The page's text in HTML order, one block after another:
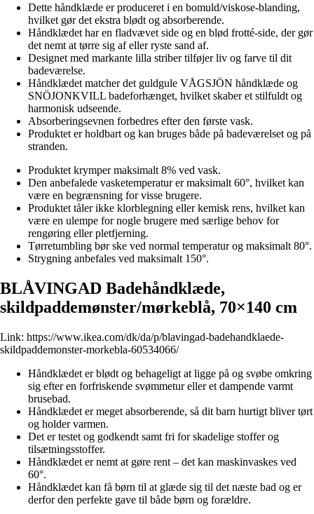
Dette håndklæde er produceret i en bomuld/viskose-blanding,
hvilket gør det ekstra blødt og absorberende.
Håndklædet har en fladvævet side og en blød frotté-side, der gør
det nemt at tørre sig af eller ryste sand af.
Designet med markante lilla striber tilføjer liv og farve til dit
badeværelse.
Håndklædet matcher det guldgule VÅGSJÖN håndklæde og
SNÖJONKVILL badeforhænget, hvilket skaber et stilfuldt og
harmonisk udseende.
Absorberingsevnen forbedres efter den første vask.
Produktet er holdbart og kan bruges både på badeværelset og på
stranden.
Produktet krymper maksimalt 8% ved vask.
Den anbefalede vasketemperatur er maksimalt 60°, hvilket kan
være en begrænsning for visse brugere.
Produktet tåler ikke klorblegning eller kemisk rens, hvilket kan
være en ulempe for nogle brugere med særlige behov for
rengøring eller pletfjerning.
Tørretumbling bør ske ved normal temperatur og maksimalt 80°.
Strygning anbefales ved maksimalt 150°.
BLÅVINGAD Badehåndklæde,
skildpaddemønster/mørkeblå, 70×140 cm
Link: https://www.ikea.com/dk/da/p/blavingad-badehandklaede-
skildpaddemonster-morkebla-60534066/
Håndklædet er blødt og behageligt at ligge på og svøbe omkring
sig efter en forfriskende svømmetur eller et dampende varmt
brusebad.
Håndklædet er meget absorberende, så dit barn hurtigt bliver tørt
og holder varmen.
Det er testet og godkendt samt fri for skadelige stoffer og
tilsætningsstoffer.
Håndklædet er nemt at gøre rent – det kan maskinvaskes ved
60°.
Håndklædet kan få børn til at glæde sig til det næste bad og er
derfor den perfekte gave til både børn og forældre.